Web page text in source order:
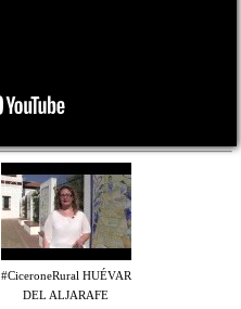
#CiceroneRural HUÉVAR
DEL ALJARAFE